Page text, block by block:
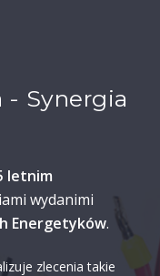
- Synergia
letnim
wydanimi
Energetyków.
zlecenia takie